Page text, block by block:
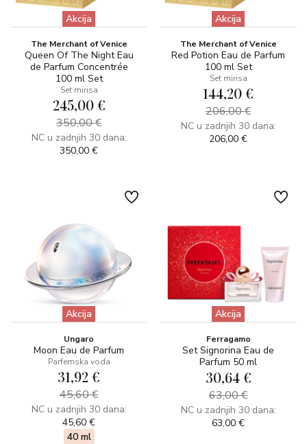
Akcija
The Merchant of Venice
Queen Of The Night Eau
de Parfum Concentrée
100 ml Set
Set mirisa
245,00 €
350,00 €
NC u zadnjih 30 dana:
350,00 €
Akcija
The Merchant of Venice
Red Potion Eau de Parfum
100 ml Set
Set mirisa
144,20 €
206,00 €
NC u zadnjih 30 dana:
206,00 €
Akcija
Ungaro
Moon Eau de Parfum
Parfemska voda
31,92 €
45,60 €
NC u zadnjih 30 dana:
45,60 €
40 ml
Akcija
Ferragamo
Set Signorina Eau de
Parfum 50 ml
30,64 €
63,00 €
NC u zadnjih 30 dana:
63,00 €